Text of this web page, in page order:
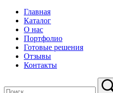
Главная
Каталог
О нас
Портфолио
Готовые решения
Отзывы
Контакты